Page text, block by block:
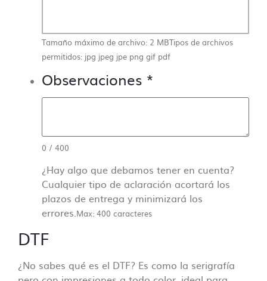
Tamaño máximo de archivo: 2 MBTipos de archivos
permitidos: jpg jpeg jpe png gif pdf
Observaciones *
0 / 400
¿Hay algo que debamos tener en cuenta?
Cualquier tipo de aclaración acortará los
plazos de entrega y minimizará los
errores.Max: 400 caracteres
DTF
¿No sabes qué es el DTF? Es como la serigrafía